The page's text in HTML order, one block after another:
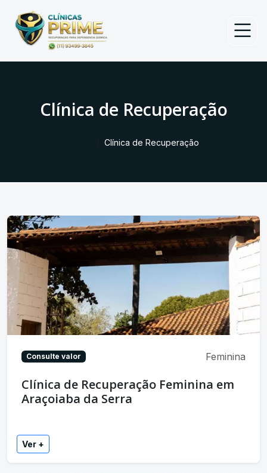
Clínica de Recuperação
Clínica de Recuperação
Consulte valor Feminina
Clínica de Recuperação Feminina em
Araçoiaba da Serra
Ver +